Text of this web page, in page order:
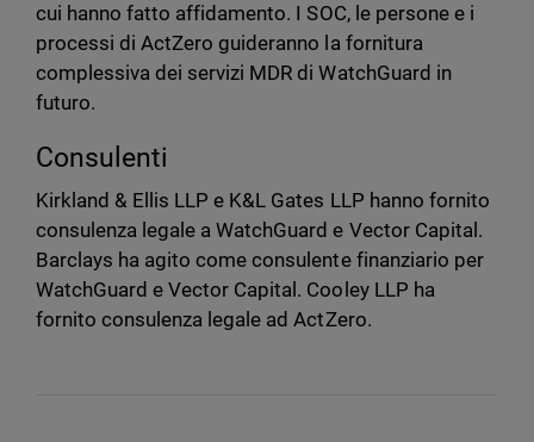
cui hanno fatto affidamento. I SOC, le persone e i
processi di ActZero guideranno la fornitura
complessiva dei servizi MDR di WatchGuard in
futuro.
Consulenti
Kirkland & Ellis LLP e K&L Gates LLP hanno fornito
consulenza legale a WatchGuard e Vector Capital.
Barclays ha agito come consulente finanziario per
WatchGuard e Vector Capital. Cooley LLP ha
fornito consulenza legale ad ActZero.